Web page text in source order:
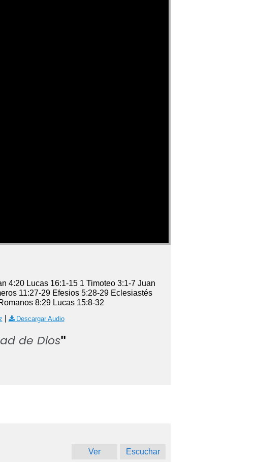
4:20 Lucas 16:1-15 1 Timoteo 3:1-7 Juan
11:27-29 Efesios 5:28-29 Eclesiastés
8:29 Lucas 15:8-32
Descargar Audio
de Dios"
Ver Escuchar